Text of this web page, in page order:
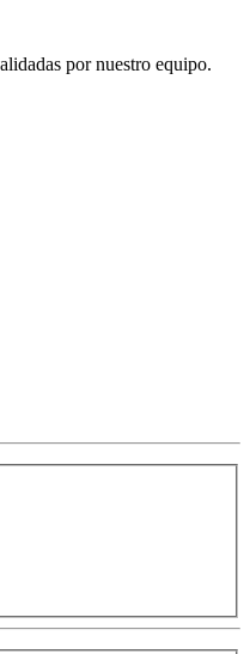
por nuestro equipo.